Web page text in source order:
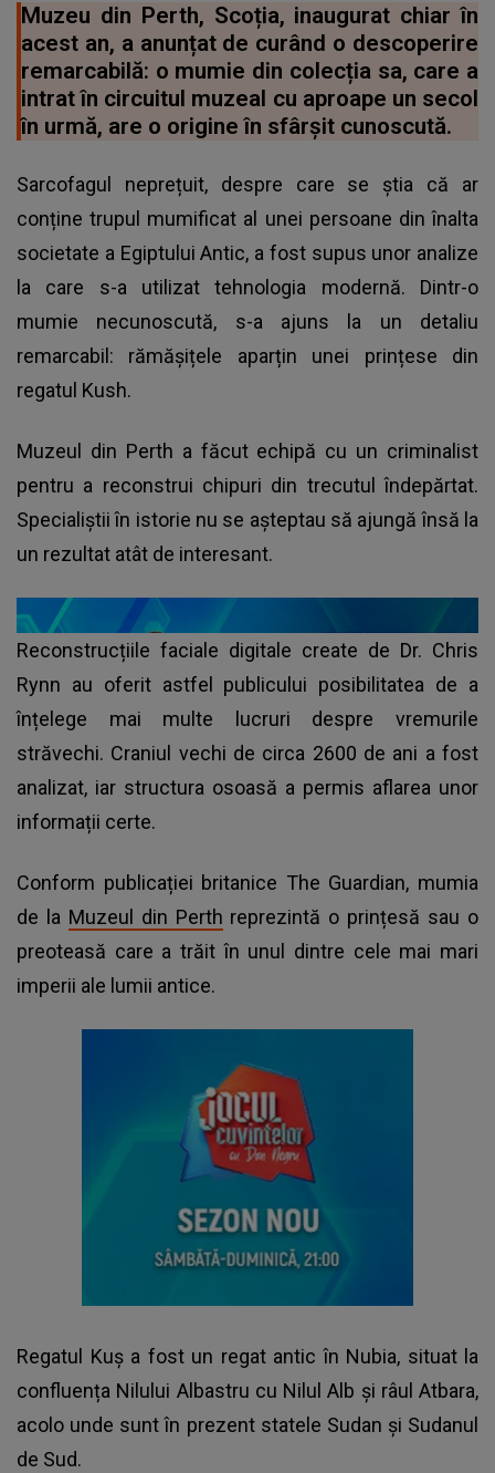
Muzeu din Perth, Scoția, inaugurat chiar în
acest an, a anunțat de curând o descoperire
remarcabilă: o mumie din colecția sa, care a
intrat în circuitul muzeal cu aproape un secol
în urmă, are o origine în sfârșit cunoscută.
Sarcofagul neprețuit, despre care se știa că ar
conține trupul mumificat al unei persoane din înalta
societate a Egiptului Antic, a fost supus unor analize
la care s-a utilizat tehnologia modernă. Dintr-o
mumie necunoscută, s-a ajuns la un detaliu
remarcabil: rămășițele aparțin unei prințese din
regatul Kush.
Muzeul din Perth a făcut echipă cu un criminalist
pentru a reconstrui chipuri din trecutul îndepărtat.
Specialiștii în istorie nu se așteptau să ajungă însă la
un rezultat atât de interesant.
Reconstrucțiile faciale digitale create de Dr. Chris
Rynn au oferit astfel publicului posibilitatea de a
înțelege mai multe lucruri despre vremurile
străvechi. Craniul vechi de circa 2600 de ani a fost
analizat, iar structura osoasă a permis aflarea unor
informații certe.
Conform publicației britanice The Guardian, mumia
de la Muzeul din Perth reprezintă o prințesă sau o
preoteasă care a trăit în unul dintre cele mai mari
imperii ale lumii antice.
Regatul Kuș a fost un regat antic în Nubia, situat la
confluența Nilului Albastru cu Nilul Alb și râul Atbara,
acolo unde sunt în prezent statele Sudan și Sudanul
de Sud.